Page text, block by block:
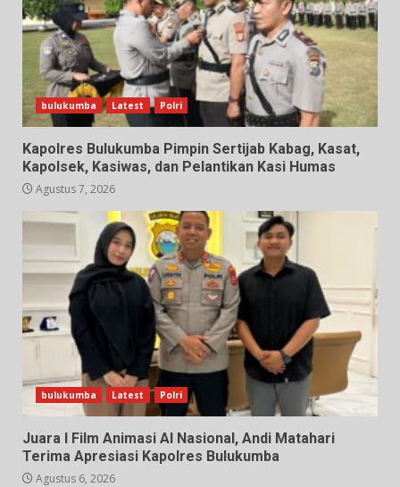
bulukumba Latest Polri
Kapolres Bulukumba Pimpin Sertijab Kabag, Kasat,
Kapolsek, Kasiwas, dan Pelantikan Kasi Humas
Agustus 7, 2026
bulukumba Latest Polri
Juara I Film Animasi AI Nasional, Andi Matahari
Terima Apresiasi Kapolres Bulukumba
Agustus 6, 2026